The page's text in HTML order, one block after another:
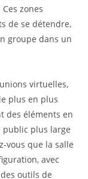
zones
de se détendre,
groupe dans un
virtuelles,
plus en plus
des éléments en
plus large
vous que la salle
avec
outils de